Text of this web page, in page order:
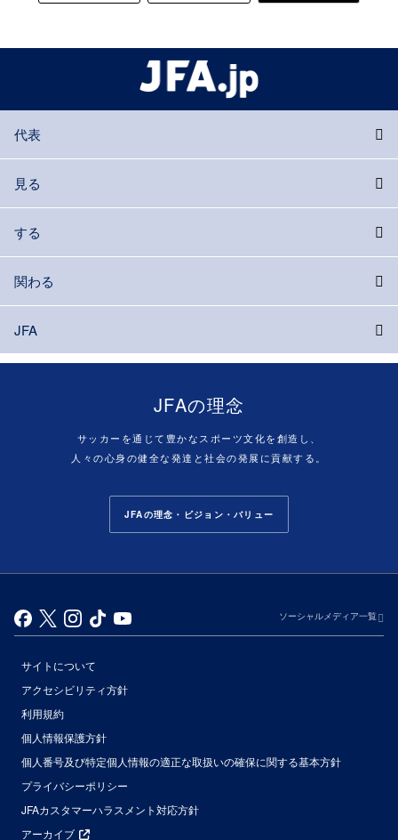
代表
見る
する
関わる
JFA
JFAの理念
サッカーを通じて豊かなスポーツ文化を創造し、
人々の心身の健全な発達と社会の発展に貢献する。
JFAの理念・ビジョン・バリュー
ソーシャルメディア一覧
サイトについて
アクセシビリティ方針
利用規約
個人情報保護方針
個人番号及び特定個人情報の適正な取扱いの確保に関する基本方針
プライバシーポリシー
JFAカスタマーハラスメント対応方針
アーカイブ